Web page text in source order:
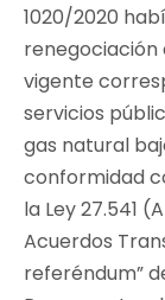
1020/2020
renegociación
vigente
servicios
gas natural
conformidad
la Ley 27.541
Acuerdos
referéndum”